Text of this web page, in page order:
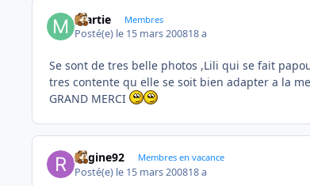
martie Membres
Posté(e) le 15 mars 200818 a
Se sont de tres belle photos ,Lili qui se fait
tres contente qu elle se soit bien adapter a la
GRAND MERCI
Regine92 Membres en vacance
Posté(e) le 15 mars 200818 a